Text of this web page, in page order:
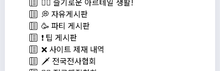
💭 자유게시판
🥳 파티 게시판
❗️ 팁 게시판
❌ 사이트 제재 내역
🗡️ 전국전사협회